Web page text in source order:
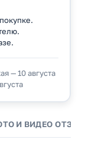
— 10 августа
И ВИДЕО